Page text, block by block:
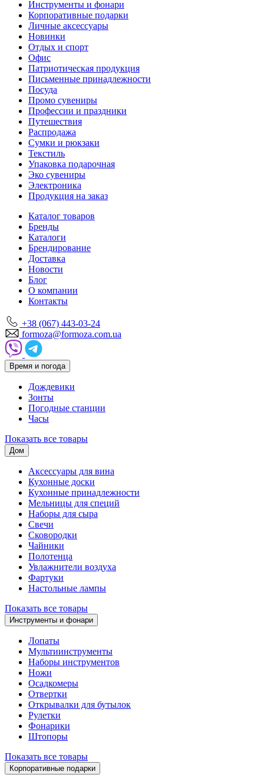
Инструменты и фонари
Корпоративные подарки
Личные аксессуары
Новинки
Отдых и спорт
Офис
Патриотическая продукция
Письменные принадлежности
Посуда
Промо сувениры
Профессии и праздники
Путешествия
Распродажа
Сумки и рюкзаки
Текстиль
Упаковка подарочная
Эко сувениры
Электроника
Продукция на заказ
Каталог товаров
Бренды
Каталоги
Брендирование
Доставка
Новости
Блог
О компании
Контакты
+38 (067) 443-03-24
formoza@formoza.com.ua
Время и погода
Дождевики
Зонты
Погодные станции
Часы
Показать все товары
Дом
Аксессуары для вина
Кухонные доски
Кухонные принадлежности
Мельницы для специй
Наборы для сыра
Свечи
Сковородки
Чайники
Полотенца
Увлажнители воздуха
Фартуки
Настольные лампы
Показать все товары
Инструменты и фонари
Лопаты
Мультиинструменты
Наборы инструментов
Ножи
Осадкомеры
Отвертки
Открывалки для бутылок
Рулетки
Фонарики
Штопоры
Показать все товары
Корпоративные подарки